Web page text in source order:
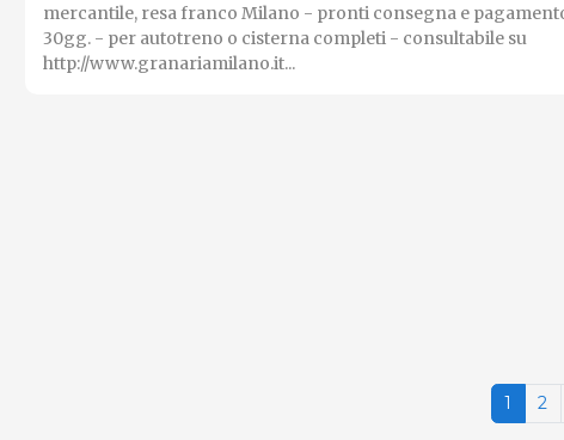
mercantile, resa franco Milano - pronti consegna e
30gg. - per autotreno o cisterna completi - consultabile su
http://www.granariamilano.it...
1 2